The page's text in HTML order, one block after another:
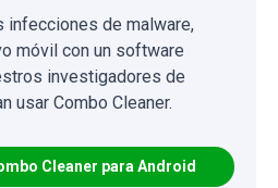
infecciones de malware,
móvil con un software
investigadores de
usar Combo Cleaner.
Cleaner para Android